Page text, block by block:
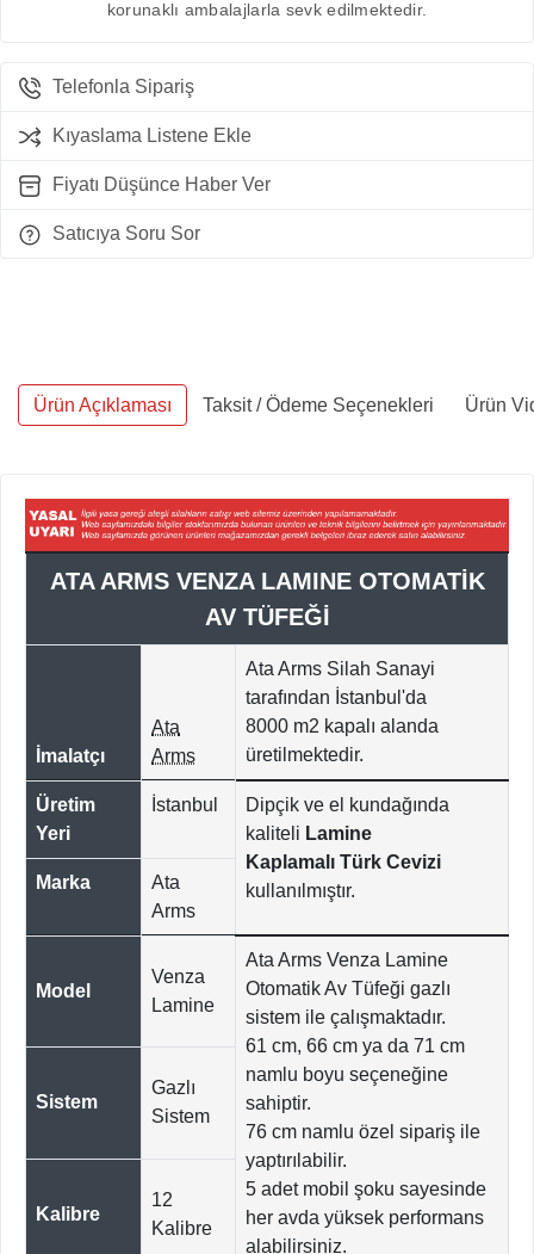
korunaklı ambalajlarla sevk edilmektedir.
Telefonla Sipariş
Kıyaslama Listene Ekle
Fiyatı Düşünce Haber Ver
Satıcıya Soru Sor
Ürün Açıklaması Taksit / Ödeme Seçenekleri Ürün
ATA ARMS VENZA LAMINE OTOMATİK
AV TÜFEĞİ
İmalatçı
Ata
Arms
Ata Arms Silah Sanayi
tarafından İstanbul'da
8000 m2 kapalı alanda
üretilmektedir.
Üretim
Yeri
İstanbul
Dipçik ve el kundağında
kaliteli Lamine
Kaplamalı Türk Cevizi
kullanılmıştır.
Marka
Ata
Arms
Model
Venza
Lamine
Ata Arms Venza Lamine
Otomatik Av Tüfeği gazlı
sistem ile çalışmaktadır.
61 cm, 66 cm ya da 71 cm
namlu boyu seçeneğine
sahiptir.
76 cm namlu özel sipariş ile
yaptırılabilir.
5 adet mobil şoku sayesinde
her avda yüksek performans
alabilirsiniz.
Sistem
Gazlı
Sistem
Kalibre
12
Kalibre